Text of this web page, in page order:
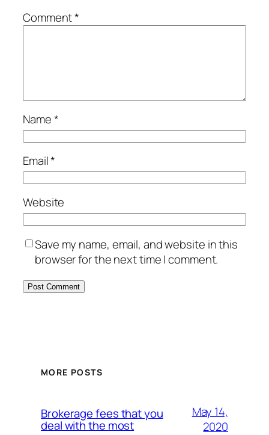
Comment*
Name*
Email*
Website
Save my name, email, and website in this
browser for the next time I comment.
MORE POSTS
Brokerage fees that you
deal with the most
May 14,
2020